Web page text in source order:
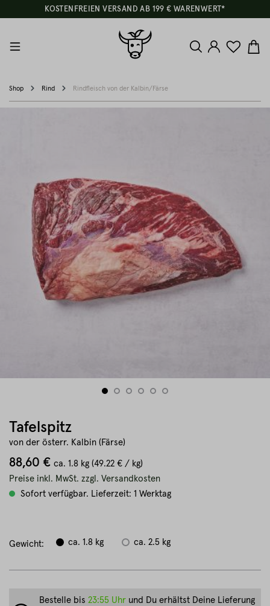
KOSTENFREIEN VERSAND AB 199 € WARENWERT*
Shop Rind Rindfleisch von der Kalbin/Färse
Tafelspitz
von der österr. Kalbin (Färse)
88,60 € ca. 1.8 kg (49.22 € / kg)
Preise inkl. MwSt. zzgl. Versandkosten
Sofort verfügbar. Lieferzeit: 1 Werktag
Gewicht: ca. 1.8 kg ca. 2.5 kg
Bestelle bis 23:55 Uhr und Du erhältst Deine Lieferung